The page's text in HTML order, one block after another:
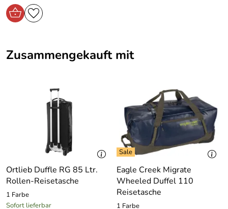
Zusammengekauft mit
Ortlieb Duffle RG 85 Ltr.
Rollen-Reisetasche
1 Farbe
Sofort lieferbar
Eagle Creek Migrate
Wheeled Duffel 110
Reisetasche
1 Farbe